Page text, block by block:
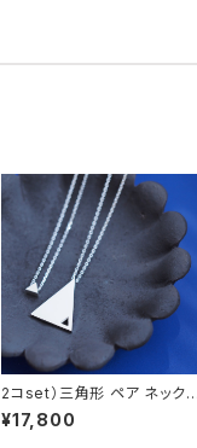
2コset）三角形 ペア ネック
ス シルバー925
¥17,800